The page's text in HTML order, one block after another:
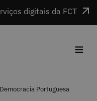
digitais da FCT
≡
Portuguesa